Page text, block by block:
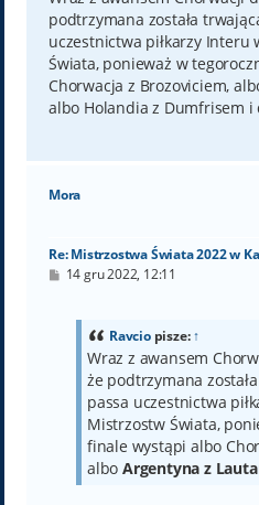
podtrzymana została
uczestnictwa piłkarzy Interu
Świata, ponieważ w
Chorwacja z Brozoviciem,
albo Holandia z Dumfrisem i
Mora
Re: Mistrzostwa Świata 2022 w
P14 gru 2022, 12:11
Ravciopisze:↑
Wraz z awansem
że podtrzymana
passa uczestnictwa
Mistrzostw Świata,
finale wystąpi albo
albo Argentyna z